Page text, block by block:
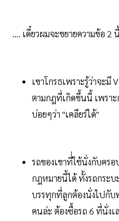
.... เดี๋ยวผมจะขยายความข้อ 2
เขาโกรธเพราะรู้ว่าจะมี
ตามกฎที่เกิดขึ้นนี้ เพรา
บ่อยๆว่า "เคลียร์ได้"
รถของเขาที่่ใช้นั่งกับคร
กฎหมายนี้ได้ ทั้งรถกระ
บรรทุกที่ลูกต้องนั่งไปกับ
คนล่ะ ต้องซื้อรถ 6 ที่นั่ง